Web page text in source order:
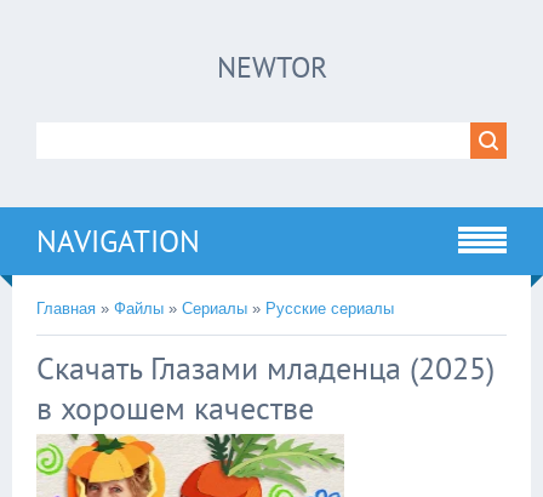
NEWTOR
NAVIGATION
Главная » Файлы » Сериалы » Русские сериалы
Скачать Глазами младенца (2025)
в хорошем качестве
!!!Если Вы с телефона сперва нажмите на